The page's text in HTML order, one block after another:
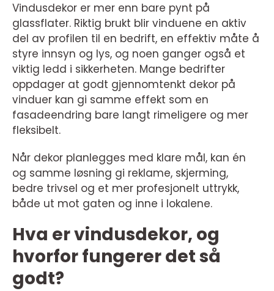
Vindusdekor er mer enn bare pynt på
glassflater. Riktig brukt blir vinduene en aktiv
del av profilen til en bedrift, en effektiv måte å
styre innsyn og lys, og noen ganger også et
viktig ledd i sikkerheten. Mange bedrifter
oppdager at godt gjennomtenkt dekor på
vinduer kan gi samme effekt som en
fasadeendring bare langt rimeligere og mer
fleksibelt.
Når dekor planlegges med klare mål, kan én
og samme løsning gi reklame, skjerming,
bedre trivsel og et mer profesjonelt uttrykk,
både ut mot gaten og inne i lokalene.
Hva er vindusdekor, og
hvorfor fungerer det så
godt?